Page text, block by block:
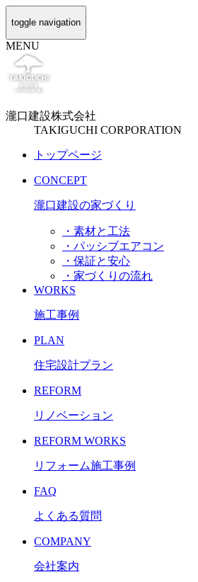
toggle navigation
MENU
瀧口建設株式会社
TAKIGUCHI CORPORATION
トップページ
CONCEPT
瀧口建設の家づくり
・素材と工法
・パッシブエアコン
・保証と安心
・家づくりの流れ
WORKS
施工事例
PLAN
住宅設計プラン
REFORM
リノベーション
REFORM WORKS
リフォーム施工事例
FAQ
よくある質問
COMPANY
会社案内